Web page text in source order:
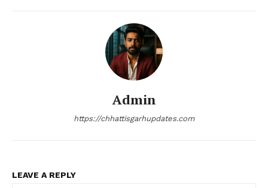
Admin
https://chhattisgarhupdates.com
LEAVE A REPLY